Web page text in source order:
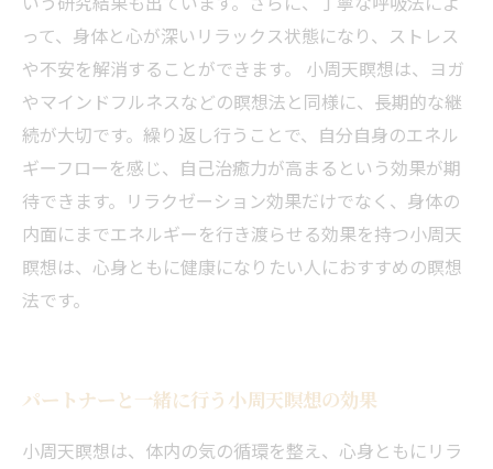
って、身体と心が深いリラックス状態になり、ストレス
や不安を解消することができます。 小周天瞑想は、ヨガ
やマインドフルネスなどの瞑想法と同様に、長期的な継
続が大切です。繰り返し行うことで、自分自身のエネル
ギーフローを感じ、自己治癒力が高まるという効果が期
待できます。リラクゼーション効果だけでなく、身体の
内面にまでエネルギーを行き渡らせる効果を持つ小周天
瞑想は、心身ともに健康になりたい人におすすめの瞑想
法です。
パートナーと一緒に行う小周天瞑想の効果
小周天瞑想は、体内の気の循環を整え、心身ともにリラ